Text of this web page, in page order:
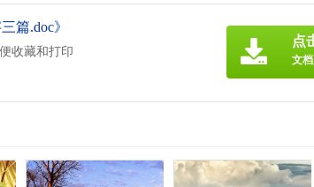
篇.doc》
收藏和打印
点
文